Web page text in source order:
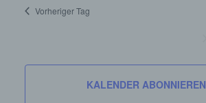
Vorheriger Tag
KALENDER ABONNIEREN